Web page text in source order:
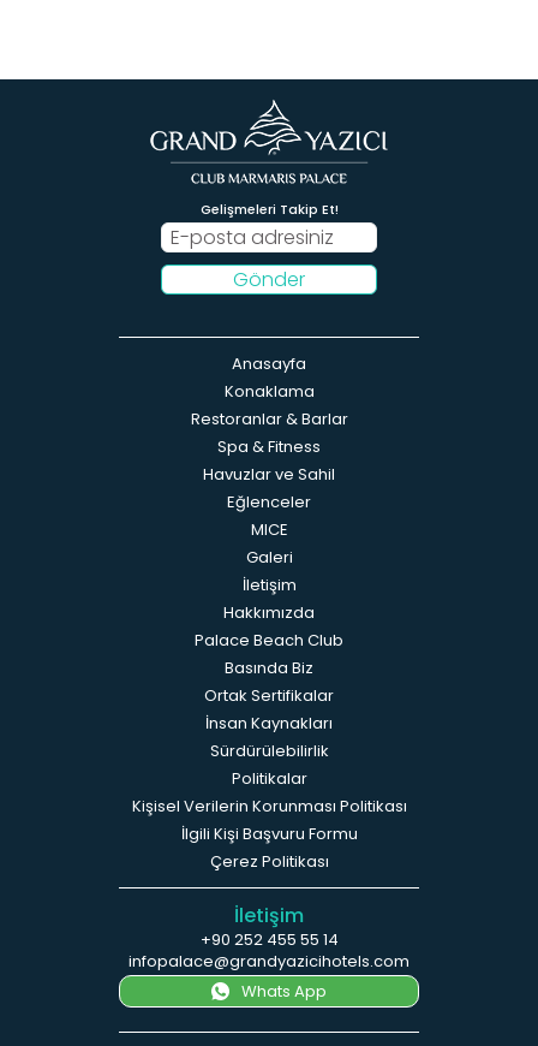
Gelişmeleri Takip Et!
Gönder
Anasayfa
Konaklama
Restoranlar & Barlar
Spa & Fitness
Havuzlar ve Sahil
Eğlenceler
MICE
Galeri
İletişim
Hakkımızda
Palace Beach Club
Basında Biz
Ortak Sertifikalar
İnsan Kaynakları
Sürdürülebilirlik
Politikalar
Kişisel Verilerin Korunması Politikası
İlgili Kişi Başvuru Formu
Çerez Politikası
İletişim
+90 252 455 55 14
infopalace@grandyazicihotels.com
Whats App